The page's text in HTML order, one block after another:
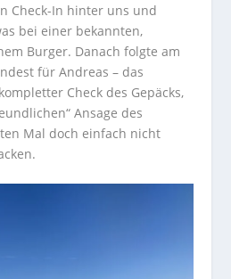
Check-In hinter uns und
bei einer bekannten,
Burger. Danach folgte am
für Andreas – das
Check des Gepäcks,
Ansage des
Mal doch einfach nicht